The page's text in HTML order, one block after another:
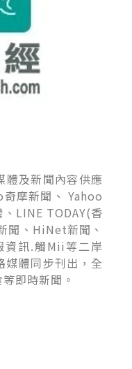
體及新聞內容供應
摩新聞、 Yahoo
LINE TODAY(香
聞、HiNet新聞、
資訊.觸Mii等二岸
媒體同步刊出，全
即時新聞。